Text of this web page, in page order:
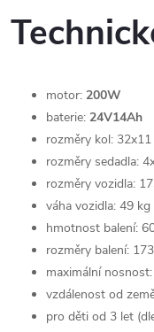
motor: 200W
baterie: 24V14Ah
rozměry kol: 32x11
rozměry sedadla:
rozměry vozidla:
váha vozidla: 49 kg
hmotnost balení:
rozměry balení:
maximální nosnost:
vzdálenost od
pro děti od 3 let